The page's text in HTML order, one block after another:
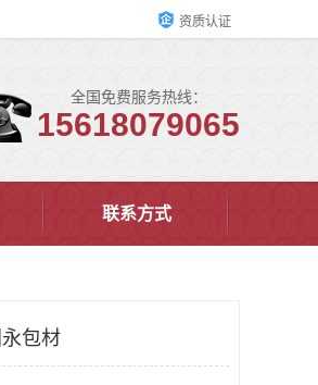
资质认证
全国免费服务热线：
15618079065
联系方式
包材